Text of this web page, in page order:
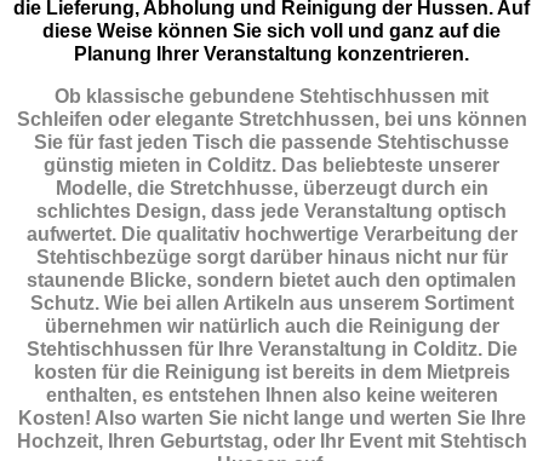
die Lieferung, Abholung und Reinigung der Hussen. Auf
diese Weise können Sie sich voll und ganz auf die
Planung Ihrer Veranstaltung konzentrieren.
Ob klassische gebundene Stehtischhussen mit
Schleifen oder elegante Stretchhussen, bei uns können
Sie für fast jeden Tisch die passende Stehtischusse
günstig mieten in Colditz. Das beliebteste unserer
Modelle, die Stretchhusse, überzeugt durch ein
schlichtes Design, dass jede Veranstaltung optisch
aufwertet. Die qualitativ hochwertige Verarbeitung der
Stehtischbezüge sorgt darüber hinaus nicht nur für
staunende Blicke, sondern bietet auch den optimalen
Schutz. Wie bei allen Artikeln aus unserem Sortiment
übernehmen wir natürlich auch die Reinigung der
Stehtischhussen für Ihre Veranstaltung in Colditz. Die
kosten für die Reinigung ist bereits in dem Mietpreis
enthalten, es entstehen Ihnen also keine weiteren
Kosten! Also warten Sie nicht lange und werten Sie Ihre
Hochzeit, Ihren Geburtstag, oder Ihr Event mit Stehtisch